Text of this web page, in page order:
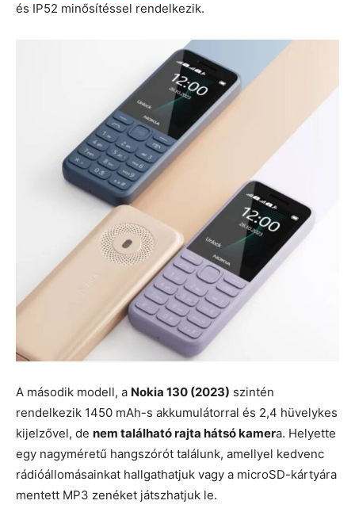
és IP52 minősítéssel rendelkezik.
A második modell, a Nokia 130 (2023) szintén
rendelkezik 1450 mAh-s akkumulátorral és 2,4 hüvelykes
kijelzővel, de nem található rajta hátsó kamera. Helyette
egy nagyméretű hangszórót találunk, amellyel kedvenc
rádióállomásainkat hallgathatjuk vagy a microSD-kártyára
mentett MP3 zenéket játszhatjuk le.